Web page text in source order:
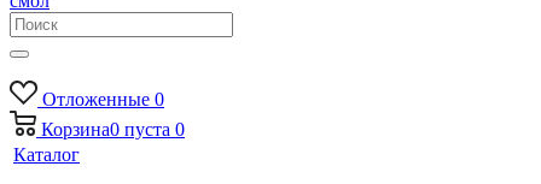
Отложенные 0
Корзина0 пуста 0
Каталог